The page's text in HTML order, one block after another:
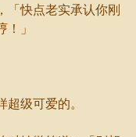
「快点老实承认你刚
」
级可爱的。